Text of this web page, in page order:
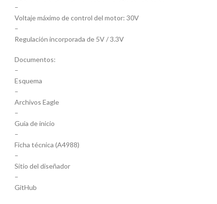
–
Voltaje máximo de control del motor: 30V
–
Regulación incorporada de 5V / 3.3V
Documentos:
–
Esquema
–
Archivos Eagle
–
Guía de inicio
–
Ficha técnica (A4988)
–
Sitio del diseñador
–
GitHub